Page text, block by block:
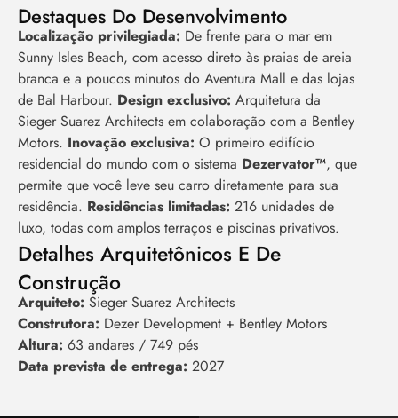
Destaques Do Desenvolvimento
Localização privilegiada: De frente para o mar em
Sunny Isles Beach, com acesso direto às praias de areia
branca e a poucos minutos do Aventura Mall e das lojas
de Bal Harbour. Design exclusivo: Arquitetura da
Sieger Suarez Architects em colaboração com a Bentley
Motors. Inovação exclusiva: O primeiro edifício
residencial do mundo com o sistema Dezervator™, que
permite que você leve seu carro diretamente para sua
residência. Residências limitadas: 216 unidades de
luxo, todas com amplos terraços e piscinas privativos.
Detalhes Arquitetônicos E De
Construção
Arquiteto: Sieger Suarez Architects
Construtora: Dezer Development + Bentley Motors
Altura: 63 andares / 749 pés
Data prevista de entrega: 2027